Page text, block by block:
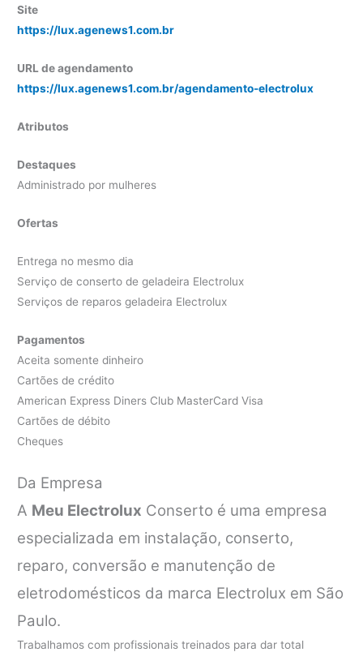
Site
https://lux.agenews1.com.br
URL de agendamento
https://lux.agenews1.com.br/agendamento-electrolux
Atributos
Destaques
Administrado por mulheres
Ofertas
Entrega no mesmo dia
Serviço de conserto de geladeira Electrolux
Serviços de reparos geladeira Electrolux
Pagamentos
Aceita somente dinheiro
Cartões de crédito
American Express Diners Club MasterCard Visa
Cartões de débito
Cheques
Da Empresa
A Meu Electrolux Conserto é uma empresa
especializada em instalação, conserto,
reparo, conversão e manutenção de
eletrodomésticos da marca Electrolux em São
Paulo.
Trabalhamos com profissionais treinados para dar total